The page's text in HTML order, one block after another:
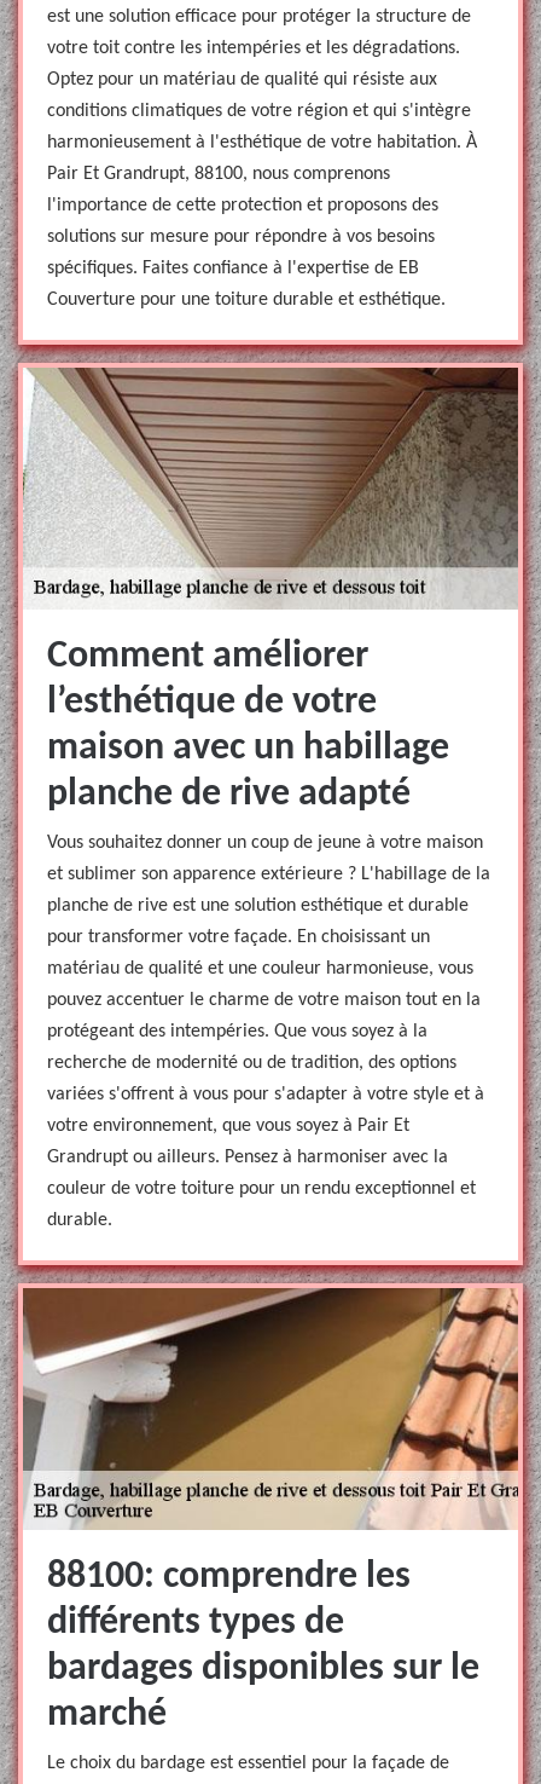
est une solution efficace pour protéger la structure de
votre toit contre les intempéries et les dégradations.
Optez pour un matériau de qualité qui résiste aux
conditions climatiques de votre région et qui s'intègre
harmonieusement à l'esthétique de votre habitation. À
Pair Et Grandrupt, 88100, nous comprenons
l'importance de cette protection et proposons des
solutions sur mesure pour répondre à vos besoins
spécifiques. Faites confiance à l'expertise de EB
Couverture pour une toiture durable et esthétique.
Comment améliorer
l’esthétique de votre
maison avec un habillage
planche de rive adapté
Vous souhaitez donner un coup de jeune à votre maison
et sublimer son apparence extérieure ? L'habillage de la
planche de rive est une solution esthétique et durable
pour transformer votre façade. En choisissant un
matériau de qualité et une couleur harmonieuse, vous
pouvez accentuer le charme de votre maison tout en la
protégeant des intempéries. Que vous soyez à la
recherche de modernité ou de tradition, des options
variées s'offrent à vous pour s'adapter à votre style et à
votre environnement, que vous soyez à Pair Et
Grandrupt ou ailleurs. Pensez à harmoniser avec la
couleur de votre toiture pour un rendu exceptionnel et
durable.
88100: comprendre les
différents types de
bardages disponibles sur le
marché
Le choix du bardage est essentiel pour la façade de